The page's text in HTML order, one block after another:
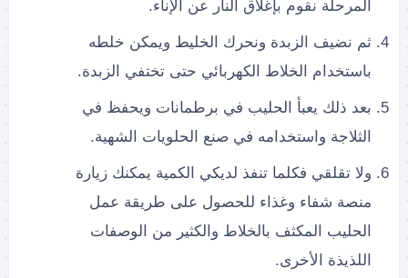
المرحلة نقوم بإغلاق النار عن الإناء.
ثم نضيف الزبدة ونحرك الخليط ويمكن خلطه
باستخدام الخلاط الكهربائي حتى تختفي الزبدة.
بعد ذلك يعبأ الحليب في برطمانات ويحفظ في
الثلاجة واستخدامه في صنع الحلويات الشهية.
ولا تقلقي فكلما تنفذ لديكي الكمية يمكنك زيارة
منصة شفاء وغذاء للحصول على طريقة عمل
الحليب المكثف بالخلاط والكثير من الوصفات
اللذيذة الأخرى.